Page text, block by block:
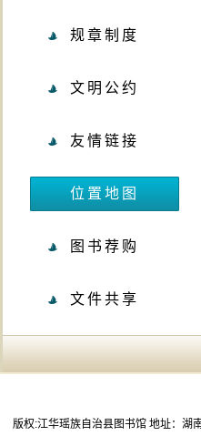
规章制度
文明公约
友情链接
位置地图
图书荐购
文件共享
版权:江华瑶族自治县图书馆 地址：